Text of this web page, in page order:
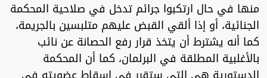
منها في حال ارتكبوا جرائم تدخل في صلاحية المحكمة
الجنائية، أو إذا ألقي القبض عليهم متلبسين بالجريمة،
كما أنه يشترط أن يتخذ قرار رفع الحصانة عن نائب
بالأغلبية المطلقة في البرلمان، كما أن المحكمة